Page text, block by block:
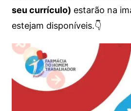
seu currículo) estarão na
estejam disponíveis.👇